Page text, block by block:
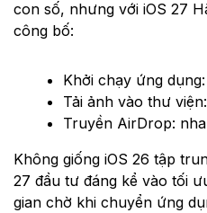
con số, nhưng với iOS 27
công bố:
Khởi chạy ứng
Tải ảnh vào thư
Truyền AirDrop:
Không giống iOS 26 tập
27 đầu tư đáng kể vào tối
gian chờ khi chuyển ứng